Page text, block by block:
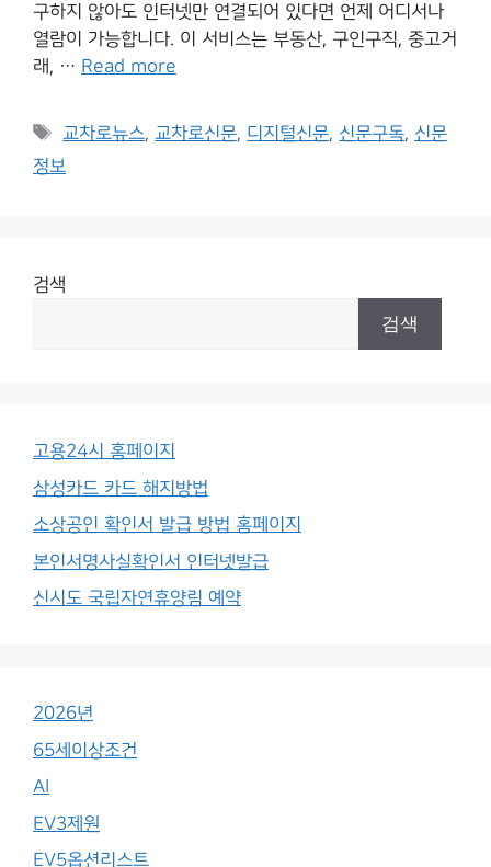
구하지 않아도 인터넷만 연결되어 있다면 언제 어디서나
열람이 가능합니다. 이 서비스는 부동산, 구인구직, 중고거
래, … Read more
Tags
교차로뉴스,교차로신문, 디지털신문, 신문구독, 신문
정보
검색
검색
고용24시 홈페이지
삼성카드 카드 해지방법
소상공인 확인서 발급 방법 홈페이지
본인서명사실확인서 인터넷발급
신시도 국립자연휴양림 예약
2026년
65세이상조건
AI
EV3제원
EV5옵션리스트